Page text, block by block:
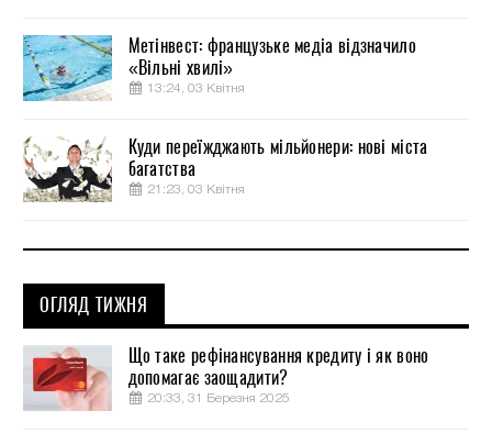
Метінвест: французьке медіа відзначило
«Вільні хвилі»
13:24, 03 Квітня
Куди переїжджають мільйонери: нові міста
багатства
21:23, 03 Квітня
ОГЛЯД ТИЖНЯ
Що таке рефінансування кредиту і як воно
допомагає заощадити?
20:33, 31 Березня 2025